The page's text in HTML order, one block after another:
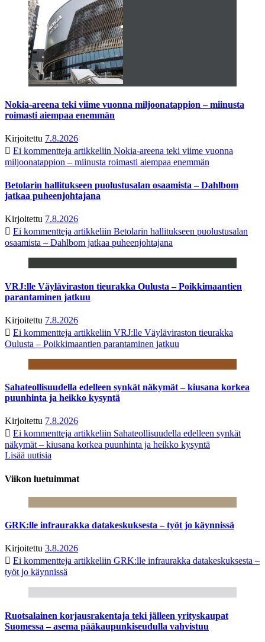
Nokia-areena teki viime vuonna miljoonatappion – miinusta
roimasti aiempaa enemmän
Kirjoitettu 7.8.2026
Ei kommentteja artikkeliin Nokia-areena teki viime vuonna
miljoonatappion – miinusta roimasti aiempaa enemmän
Betolarin hallitukseen puolustusalan osaamista – Dahlbom
jatkaa puheenjohtajana
Kirjoitettu 7.8.2026
Ei kommentteja artikkeliin Betolarin hallitukseen puolustusalan
osaamista – Dahlbom jatkaa puheenjohtajana
VRJ:lle Väyläviraston tieurakka Oulusta – Poikkimaantien
parantaminen jatkuu
Kirjoitettu 7.8.2026
Ei kommentteja artikkeliin VRJ:lle Väyläviraston tieurakka
Oulusta – Poikkimaantien parantaminen jatkuu
Sahateollisuudella edelleen synkät näkymät – kiusana korkea
puunhinta ja heikko kysyntä
Kirjoitettu 7.8.2026
Ei kommentteja artikkeliin Sahateollisuudella edelleen synkät
näkymät – kiusana korkea puunhinta ja heikko kysyntä
Lisää uutisia
Viikon luetuimmat
GRK:lle infraurakka datakeskuksesta – työt jo käynnissä
Kirjoitettu 3.8.2026
Ei kommentteja artikkeliin GRK:lle infraurakka datakeskuksesta –
työt jo käynnissä
Ruotsalainen korjausrakentaja teki jälleen yrityskaupat
Suomessa – asema pääkaupunkiseudulla vahvistuu